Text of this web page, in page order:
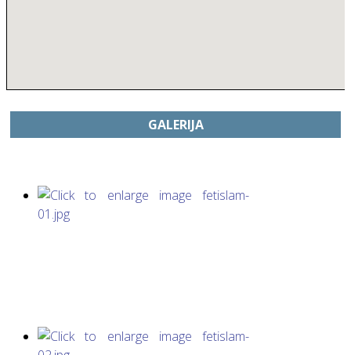
GALERIJA